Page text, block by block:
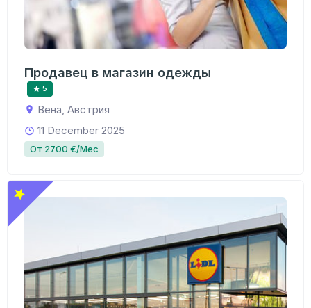
Продавец в магазин одежды
5
Вена, Австрия
11 December 2025
От 2700 €/Мес